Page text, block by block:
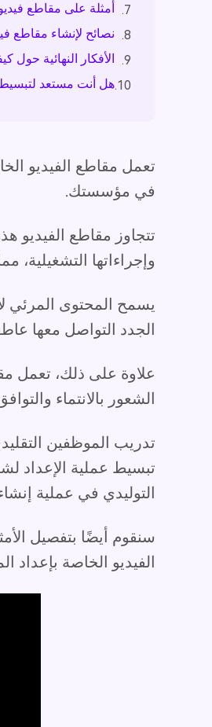
7.
أمثلة على مقاطع
8.
نصائح لإنشاء مقاطع
9.
الأفكار النهائية حول
10. هل أنت مستعد لتبسيط
تعمل مقاطع الفيديو
في مؤسستك.
تتجاوز مقاطع الفيديو
وإجراءاتها
يسمح المحتوى المرئي
الجدد التواصل معها
علاوة على ذلك، تعمل
الشعور بالانتماء
تدريب الموظفين
تبسيط عملية الإعداد
التوليدي في عملية
سنقوم أيضًا بتفصيل
الفيديو الخاصة بإعداد